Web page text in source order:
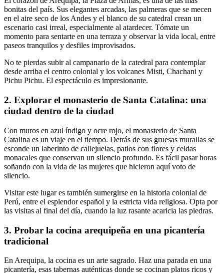
bonitas del país. Sus elegantes arcadas, las palmeras que se mecen
en el aire seco de los Andes y el blanco de su catedral crean un
escenario casi irreal, especialmente al atardecer. Tómate un
momento para sentarte en una terraza y observar la vida local, entre
paseos tranquilos y desfiles improvisados.
No te pierdas subir al campanario de la catedral para contemplar
desde arriba el centro colonial y los volcanes Misti, Chachani y
Pichu Pichu. El espectáculo es impresionante.
2. Explorar el monasterio de Santa Catalina: una
ciudad dentro de la ciudad
Con muros en azul índigo y ocre rojo, el monasterio de Santa
Catalina es un viaje en el tiempo. Detrás de sus gruesas murallas se
esconde un laberinto de callejuelas, patios con flores y celdas
monacales que conservan un silencio profundo. Es fácil pasar horas
soñando con la vida de las mujeres que hicieron aquí voto de
silencio.
Visitar este lugar es también sumergirse en la historia colonial de
Perú, entre el esplendor español y la estricta vida religiosa. Opta por
las visitas al final del día, cuando la luz rasante acaricia las piedras.
3. Probar la cocina arequipeña en una picantería
tradicional
En Arequipa, la cocina es un arte sagrado. Haz una parada en una
picantería, esas tabernas auténticas donde se cocinan platos ricos y